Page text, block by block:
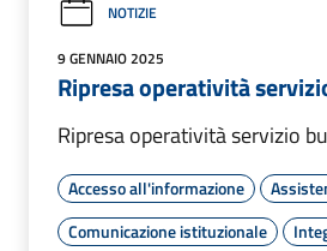
NOTIZIE
9 GENNAIO 2025
Ripresa operatività
Ripresa operatività servizio
Accesso all'informazione
Comunicazione istituzionale